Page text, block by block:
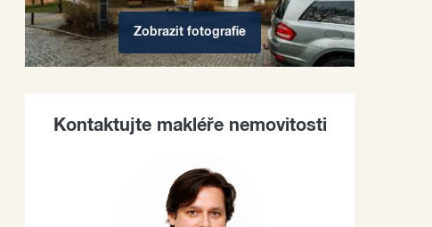
Zobrazit fotografie
Kontaktujte makléře nemovitosti